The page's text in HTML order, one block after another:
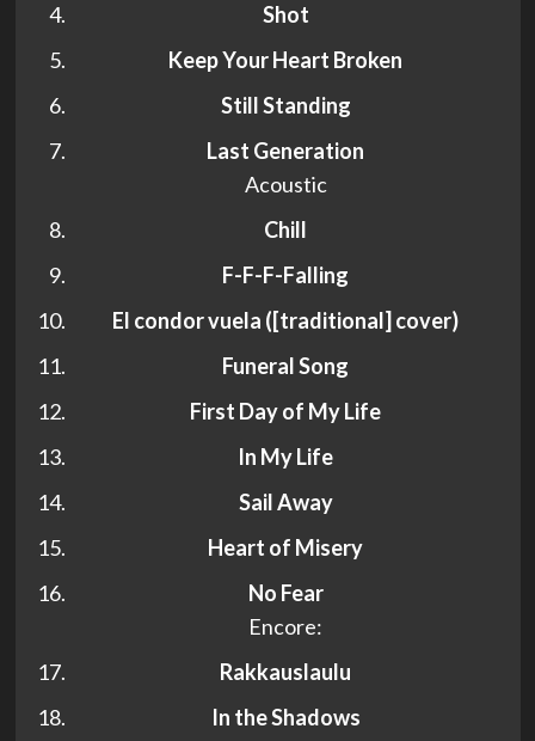
Shot
Keep Your Heart Broken
Still Standing
Last Generation
Acoustic
Chill
F-F-F-Falling
El condor vuela ([traditional] cover)
Funeral Song
First Day of My Life
In My Life
Sail Away
Heart of Misery
No Fear
Encore:
Rakkauslaulu
In the Shadows